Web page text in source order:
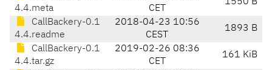
4.4.meta
CET
CallBackery-0.1
4.4.readme
2018-04-23 10:56
CEST
1893 B
CallBackery-0.1
4.4.tar.gz
2019-02-26 08:36
CET
161 KiB